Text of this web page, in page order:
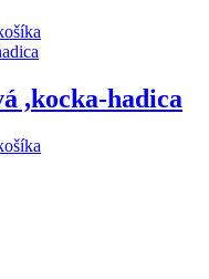
,kocka-hadica